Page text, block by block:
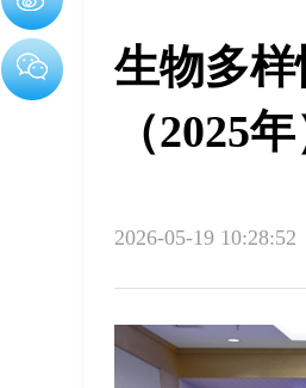
生物多
（2025
2026-05-19 10:28:52